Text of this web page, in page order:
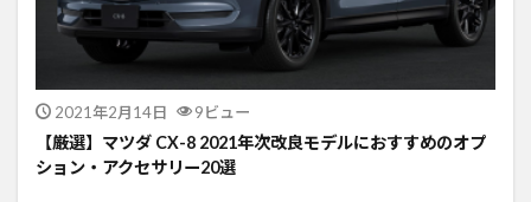
2021年2月14日 9ビュー
【厳選】マツダ CX-8 2021年次改良モデルにおすすめのオプ
ション・アクセサリー20選